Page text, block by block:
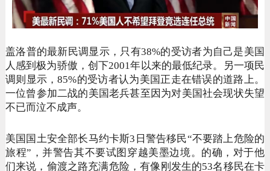
盖洛普的最新民调显示，只有38%的受访者为自己是美国
人感到极为骄傲，创下2001年以来的最低纪录。另一项民
调则显示，85%的受访者认为美国正走在错误的道路上。
一位曾参加二战的美国老兵甚至因为对美国社会现状失望
不已而泣不成声。
美国国土安全部长马约卡斯3日警告移民“不要踏上危险的
旅程”，并警告其不要试图穿越美墨边境。的确，对于他
们来说，偷渡之路充满危险，有像刚发生的53名移民在卡